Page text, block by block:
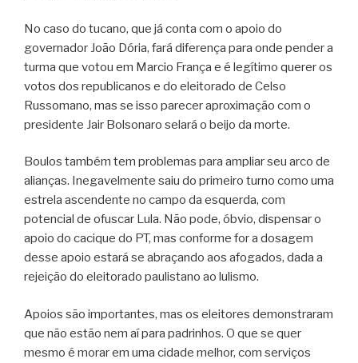
No caso do tucano, que já conta com o apoio do
governador João Dória, fará diferença para onde pender a
turma que votou em Marcio França e é legítimo querer os
votos dos republicanos e do eleitorado de Celso
Russomano, mas se isso parecer aproximação com o
presidente Jair Bolsonaro selará o beijo da morte.
Boulos também tem problemas para ampliar seu arco de
alianças. Inegavelmente saiu do primeiro turno como uma
estrela ascendente no campo da esquerda, com
potencial de ofuscar Lula. Não pode, óbvio, dispensar o
apoio do cacique do PT, mas conforme for a dosagem
desse apoio estará se abraçando aos afogados, dada a
rejeição do eleitorado paulistano ao lulismo.
Apoios são importantes, mas os eleitores demonstraram
que não estão nem aí para padrinhos. O que se quer
mesmo é morar em uma cidade melhor, com serviços